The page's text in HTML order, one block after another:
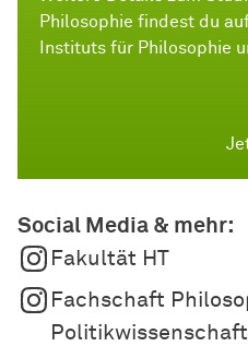
Philosophie findest du
Instituts für Philosophie
Social Media & mehr:
Fakultät HT
Fachschaft
Politikwissenschaft